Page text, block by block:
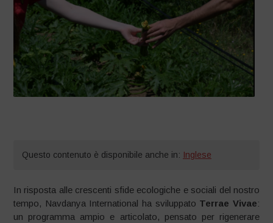
Questo contenuto è disponibile anche in: Inglese
In risposta alle crescenti sfide ecologiche e sociali del nostro
tempo, Navdanya International ha sviluppato Terrae Vivae:
un programma ampio e articolato, pensato per rigenerare